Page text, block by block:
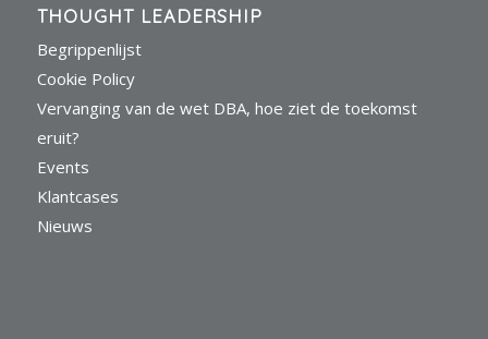
THOUGHT LEADERSHIP
Begrippenlijst
Cookie Policy
Vervanging van de wet DBA, hoe ziet de toekomst
eruit?
Events
Klantcases
Nieuws